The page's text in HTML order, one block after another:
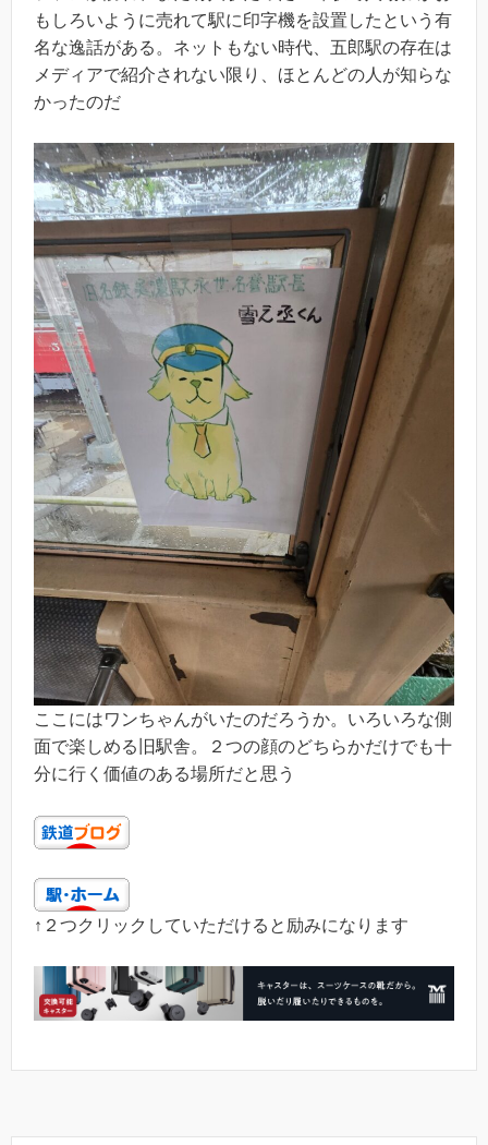
もしろいように売れて駅に印字機を設置したという有
名な逸話がある。ネットもない時代、五郎駅の存在は
メディアで紹介されない限り、ほとんどの人が知らな
かったのだ
ここにはワンちゃんがいたのだろうか。いろいろな側
面で楽しめる旧駅舎。２つの顔のどちらかだけでも十
分に行く価値のある場所だと思う
↑２つクリックしていただけると励みになります